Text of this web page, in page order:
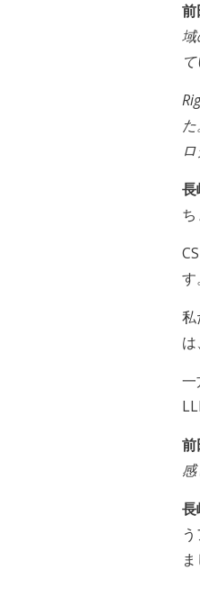
前
域
長
す
私
一
前
長